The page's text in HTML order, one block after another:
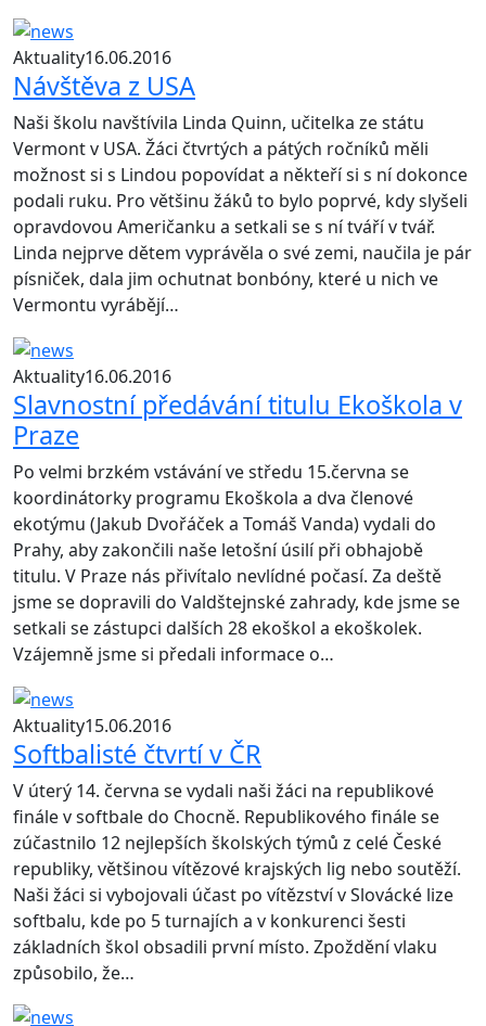
Aktuality16.06.2016
Návštěva z USA
Naši školu navštívila Linda Quinn, učitelka ze státu
Vermont v USA. Žáci čtvrtých a pátých ročníků měli
možnost si s Lindou popovídat a někteří si s ní dokonce
podali ruku. Pro většinu žáků to bylo poprvé, kdy slyšeli
opravdovou Američanku a setkali se s ní tváří v tvář.
Linda nejprve dětem vyprávěla o své zemi, naučila je pár
písniček, dala jim ochutnat bonbóny, které u nich ve
Vermontu vyrábějí…
Aktuality16.06.2016
Slavnostní předávání titulu Ekoškola v
Praze
Po velmi brzkém vstávání ve středu 15.června se
koordinátorky programu Ekoškola a dva členové
ekotýmu (Jakub Dvořáček a Tomáš Vanda) vydali do
Prahy, aby zakončili naše letošní úsilí při obhajobě
titulu. V Praze nás přivítalo nevlídné počasí. Za deště
jsme se dopravili do Valdštejnské zahrady, kde jsme se
setkali se zástupci dalších 28 ekoškol a ekoškolek.
Vzájemně jsme si předali informace o…
Aktuality15.06.2016
Softbalisté čtvrtí v ČR
V úterý 14. června se vydali naši žáci na republikové
finále v softbale do Chocně. Republikového finále se
zúčastnilo 12 nejlepších školských týmů z celé České
republiky, většinou vítězové krajských lig nebo soutěží.
Naši žáci si vybojovali účast po vítězství v Slovácké lize
softbalu, kde po 5 turnajích a v konkurenci šesti
základních škol obsadili první místo. Zpoždění vlaku
způsobilo, že…